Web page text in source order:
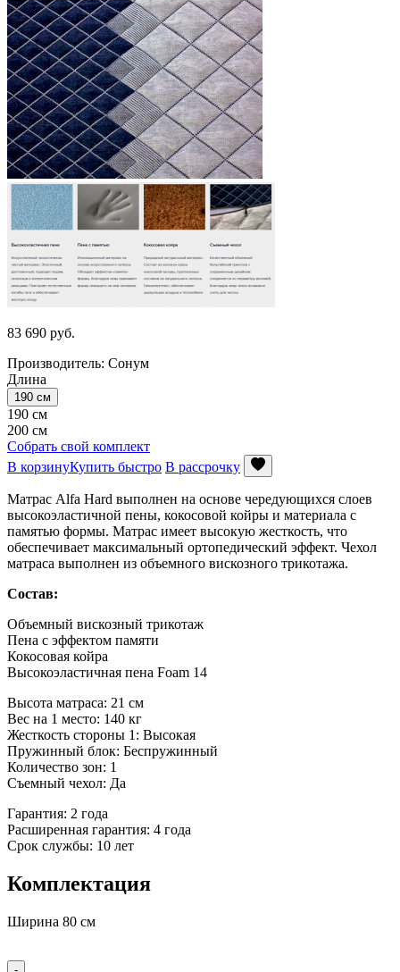
83 690 руб.
Производитель: Сонум
Длина
190 см
190 см
200 см
Собрать свой комплект
В корзинуКупить быстро В рассрочку
Матрас Alfa Hard выполнен на основе чередующихся слоев
высокоэластичной пены, кокосовой койры и материала с
памятью формы. Матрас имеет высокую жесткость, что
обеспечивает максимальный ортопедический эффект. Чехол
матраса выполнен из объемного вискозного трикотажа.
Состав:
Объемный вискозный трикотаж
Пена с эффектом памяти
Кокосовая койра
Высокоэластичная пена Foam 14
Высота матраса: 21 см
Вес на 1 место: 140 кг
Жесткость стороны 1: Высокая
Пружинный блок: Беспружинный
Количество зон: 1
Съемный чехол: Да
Гарантия: 2 года
Расширенная гарантия: 4 года
Срок службы: 10 лет
Комплектация
Ширина 80 см